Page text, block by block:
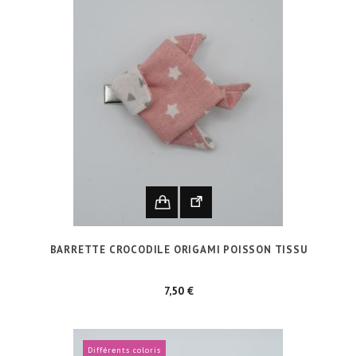
BARRETTE CROCODILE ORIGAMI POISSON TISSU
7,50 €Prix
Différents coloris